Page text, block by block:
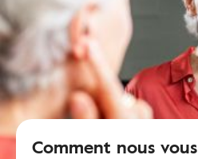
Comment nous vous